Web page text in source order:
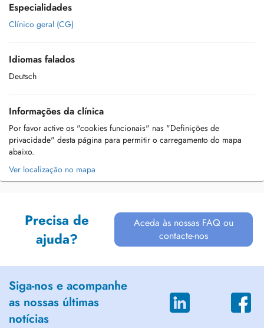
Especialidades
Clínico geral (CG)
Idiomas falados
Deutsch
Informações da clínica
Por favor active os "cookies funcionais" nas "Definições de
privacidade" desta página para permitir o carregamento do mapa
abaixo.
Ver localização no mapa
Precisa de
ajuda?
Aceda às nossas FAQ ou
contacte-nos
Siga-nos e acompanhe
as nossas últimas
notícias